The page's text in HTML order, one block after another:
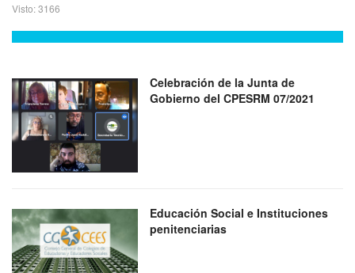
Visto: 3166
Celebración de la Junta de
Gobierno del CPESRM 07/2021
Educación Social e Instituciones
penitenciarias